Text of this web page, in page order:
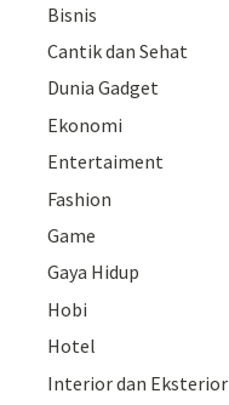
Bisnis
Cantik dan Sehat
Dunia Gadget
Ekonomi
Entertaiment
Fashion
Game
Gaya Hidup
Hobi
Hotel
Interior dan Eksterior